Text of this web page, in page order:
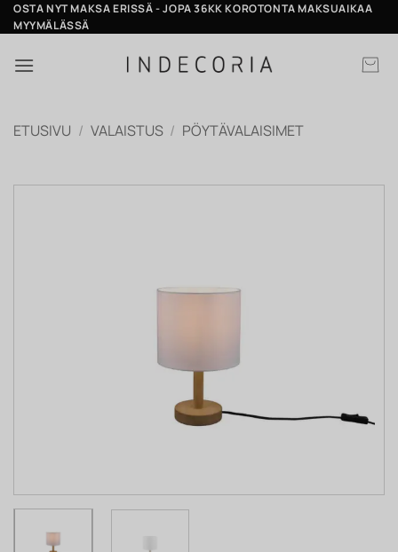
Skip
to
OSTA NYT MAKSA ERISSÄ - JOPA 36KK KOROTONTA MAKSUAIKAA
MYYMÄLÄSSÄ
ETUSIVU / VALAISTUS / PÖYTÄVALAISIMET